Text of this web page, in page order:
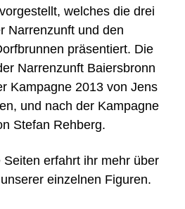
welches die drei
Narrenzunft und den
präsentiert. Die
Narrenzunft Baiersbronn
Kampagne 2013 von Jens
und nach der Kampagne
Stefan Rehberg.
erfahrt ihr mehr über
einzelnen Figuren.